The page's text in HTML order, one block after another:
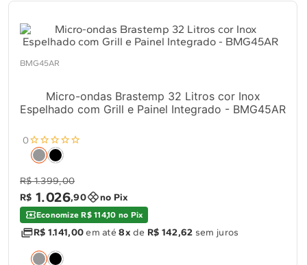
BMG45AR
Micro-ondas Brastemp 32 Litros cor Inox
Espelhado com Grill e Painel Integrado - BMG45AR
0
R$ 1.399,00
R$ 1.026,90 no Pix
Economize R$ 114,10 no Pix
R$ 1.141,00em até8x de R$ 142,62 sem juros